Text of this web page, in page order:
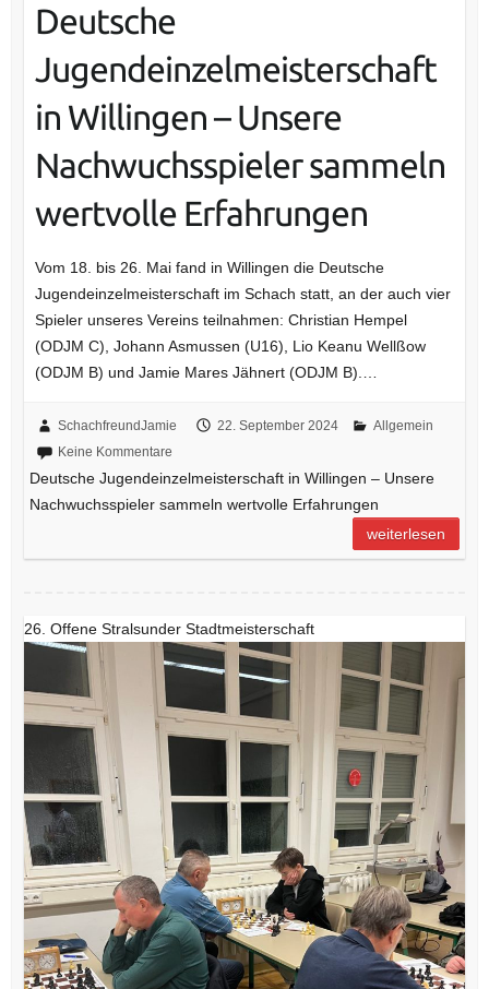
Deutsche
Jugendeinzelmeisterschaft
in Willingen – Unsere
Nachwuchsspieler sammeln
wertvolle Erfahrungen
Vom 18. bis 26. Mai fand in Willingen die Deutsche
Jugendeinzelmeisterschaft im Schach statt, an der auch vier
Spieler unseres Vereins teilnahmen: Christian Hempel
(ODJM C), Johann Asmussen (U16), Lio Keanu Wellßow
(ODJM B) und Jamie Mares Jähnert (ODJM B).…
SchachfreundJamie 22. September 2024
Allgemein
Keine Kommentare
Deutsche Jugendeinzelmeisterschaft in Willingen – Unsere
Nachwuchsspieler sammeln wertvolle Erfahrungen
weiterlesen
26. Offene Stralsunder Stadtmeisterschaft